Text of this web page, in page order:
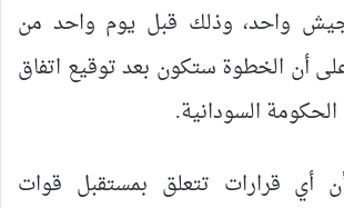
واحد، وذلك قبل يوم واحد من
أن الخطوة ستكون بعد توقيع اتفاق
السودانية.
أي قرارات تتعلق بمستقبل قوات